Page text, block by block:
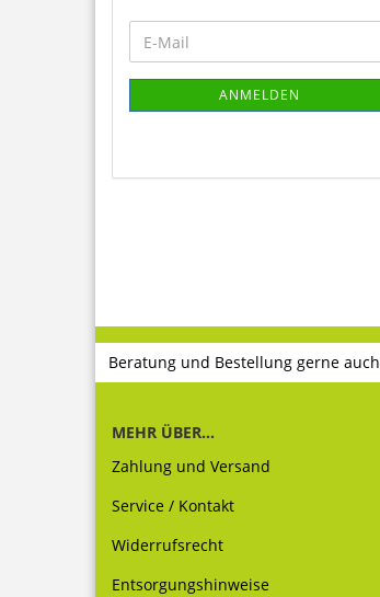
ZUR
NEWSLETTER-
ANMELDUNG
E-
Mail
ANMELDEN
Beratung und Bestellung gerne
MEHR ÜBER...
Zahlung und Versand
Service / Kontakt
Widerrufsrecht
Entsorgungshinweise